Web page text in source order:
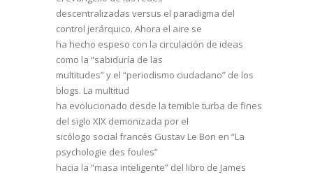
descentralizadas versus el paradigma del
control jerárquico. Ahora el aire se
ha hecho espeso con la circulación de ideas
como la “sabiduría de las
multitudes” y el “periodismo ciudadano” de los
blogs. La multitud
ha evolucionado desde la temible turba de fines
del siglo XIX demonizada por el
sicólogo social francés Gustav Le Bon en “La
psychologie des foules”
hacia la “masa inteligente” del libro de James